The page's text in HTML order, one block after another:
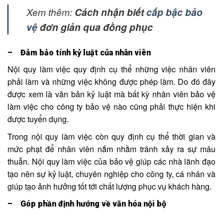
Xem thêm: Cách nhận biếtcấp bậc bảo
vệđơn giản qua đồng phục
– Đảm bảo tính kỷ luật của nhân viên
Nội quy làm việc quy định cụ thể những việc nhân viên
phải làm và những việc không được phép làm. Do đó đây
được xem là văn bản kỷ luật mà bất kỳ nhân viên bảo vệ
làm việc cho công ty bảo vệ nào cũng phải thực hiện khi
được tuyển dụng.
Trong nội quy làm việc còn quy định cụ thể thời gian và
mức phạt để nhân viên nắm nhằm tránh xảy ra sự mâu
thuẫn. Nội quy làm việc của bảo vệ giúp các nhà lãnh đạo
tạo nên sự kỷ luật, chuyên nghiệp cho công ty, cá nhân và
giúp tạo ảnh hưởng tốt tới chất lượng phục vụ khách hàng.
– Góp phần định hướng về văn hóa nội bộ